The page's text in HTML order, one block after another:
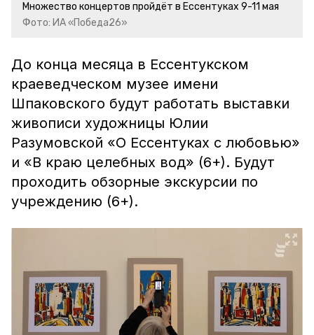
Множество концертов пройдёт в Ессентуках 9-11 мая
Фото: ИА «Победа26»
До конца месяца в Ессентукском
краеведческом музее имени
Шпаковского будут работать выставки
живописи художницы Юлии
Разумовской «О Ессентуках с любовью»
и «В краю целебных вод» (6+). Будут
проходить обзорные экскурсии по
учреждению (6+).